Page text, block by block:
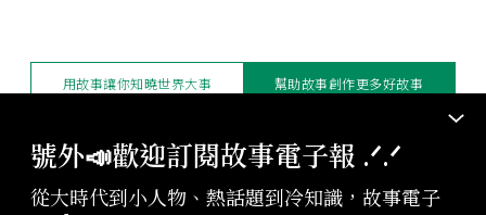
號外📣歡迎訂閱故事電子報 .ᐟ‪‪.ᐟ
從大時代到小人物、熱話題到冷知識，故事電子
版權聲明與轉載規範
用故事讓你知曉世界大事 幫助故事創作更多好故事